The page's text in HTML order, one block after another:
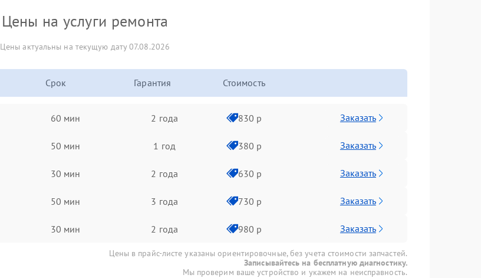
Цены на услуги ремонта
Цены актуальны на текущую дату 07.08.2026
Срок Гарантия Стоимость
60 мин 2 года 830 р Заказать
50 мин 1 год 380 р Заказать
30 мин 2 года 630 р Заказать
50 мин 3 года 730 р Заказать
30 мин 2 года 980 р Заказать
Цены в прайс-листе указаны ориентировочные, без учета стоимости запчастей.
Записывайтесь на бесплатную диагностику.
Мы проверим ваше устройство и укажем на неисправность.